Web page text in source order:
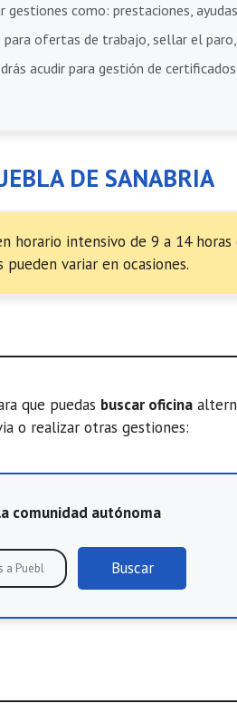
gestiones como: prestaciones,
para ofertas de trabajo, sellar el
acudir para gestión de
DE SANABRIA
horario intensivo de 9 a 14
variar en ocasiones.
que puedas buscar oficina
o realizar otras gestiones:
comunidad autónoma
Buscar